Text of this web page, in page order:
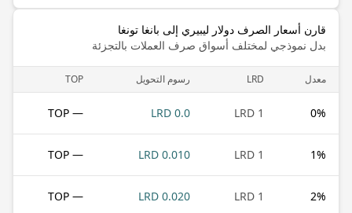
قارن أسعار الصرف دولار ليبيري إلى بانغا تونغا
بدل نموذجي لمختلف أسواق صرف العملات بالتجزئة
معدل LRD رسوم التحويل TOP
0%
1 LRD
0.0 LRD
— TOP
1%
1 LRD
0.010 LRD
— TOP
2%
1 LRD
0.020 LRD
— TOP